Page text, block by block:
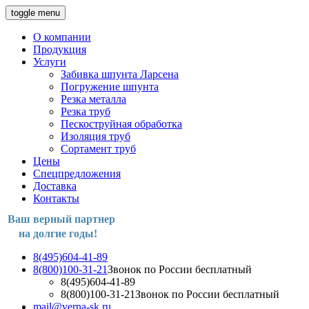
toggle menu
О компании
Продукция
Услуги
Забивка шпунта Ларсена
Погружение шпунта
Резка металла
Резка труб
Пескоструйная обработка
Изоляция труб
Сортамент труб
Цены
Спецпредложения
Доставка
Контакты
Ваш верный партнер
на долгие годы!
8(495)604-41-89
8(800)100-31-21Звонок по России бесплатный
8(495)604-41-89
8(800)100-31-21Звонок по России бесплатный
mail@verna-sk.ru